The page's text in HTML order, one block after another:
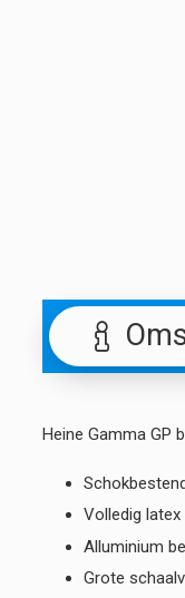
Heine Gamma GP
Volledig latex
Alluminium
Grote